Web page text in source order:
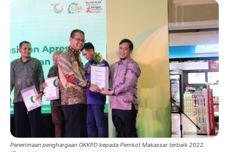
Penerimaan penghargaan OKKPD kepada Pemkot Makassar terbaik 2022.